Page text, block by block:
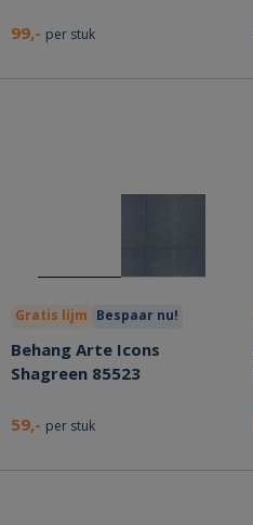
99,- per stuk
Gratis lijm Bespaar nu!
Behang Arte Icons
Shagreen 85523
59,- per stuk